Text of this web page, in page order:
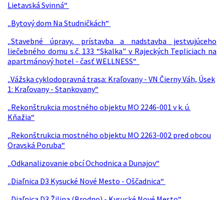
Lietavská Svinná“
„Bytový dom Na Studničkách“
„Stavebné úpravy, prístavba a nadstavba jestvujúceho
liečebného domu s.č. 133 “Skalka" v Rajeckých Tepliciach na
apartmánový hotel - časť WELLNESS“
„Vážska cyklodopravná trasa: Kraľovany - VN Čierny Váh, Úsek
1: Kraľovany - Stankovany“
„Rekonštrukcia mostného objektu MO 2246-001 v k. ú.
Kňažia“
„Rekonštrukcia mostného objektu MO 2263-002 pred obcou
Oravská Poruba“
„Odkanalizovanie obcí Ochodnica a Dunajov“
„Diaľnica D3 Kysucké Nové Mesto - Oščadnica“